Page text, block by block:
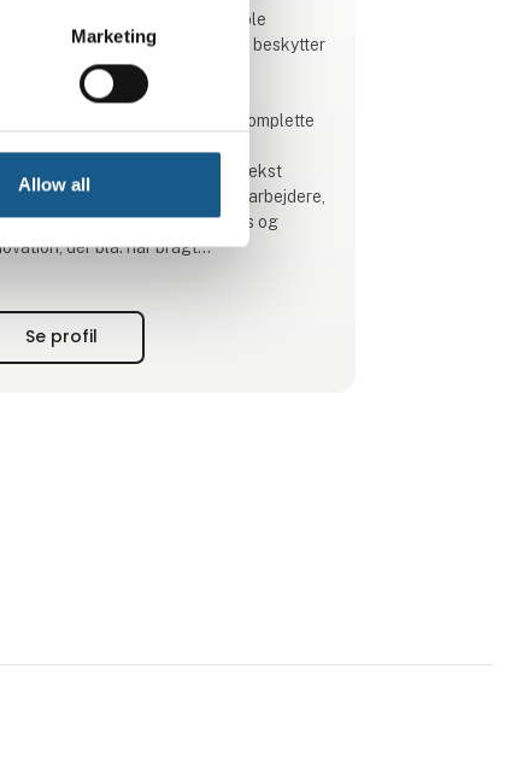
Marketing
Allow all
leverer nyskabende, fleksible
til kabel- og rørtætninger beskytter
liv og aktiver.
udvikler, producerer og sælger komplette
Vores stabile vækst
primært på dedikerede medarbejdere,
værdier, et klart kundefokus og
der bla. har bragt
og jording, er
samt værktøj og software,
Se profil